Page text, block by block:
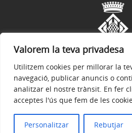
Valorem la teva privadesa
Utilitzem cookies per millorar la
navegació, publicar anuncis o
analitzar el nostre trànsit. En fer
acceptes l'ús que fem de les
Personalitzar Rebutjar
Avís legal Política de
© 2026